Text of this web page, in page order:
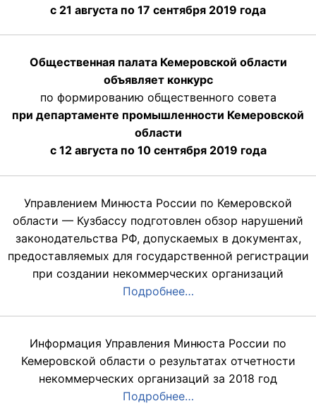
с 21 августа по 17 сентября 2019 года
Общественная палата Кемеровской области
объявляет конкурс
по формированию общественного совета
при департаменте промышленности Кемеровской
области
с 12 августа по 10 сентября 2019 года
Управлением Минюста России по Кемеровской
области — Кузбассу подготовлен обзор нарушений
законодательства РФ, допускаемых в документах,
предоставляемых для государственной регистрации
при создании некоммерческих организаций
Подробнее…
Информация Управления Минюста России по
Кемеровской области о результатах отчетности
некоммерческих организаций за 2018 год
Подробнее…